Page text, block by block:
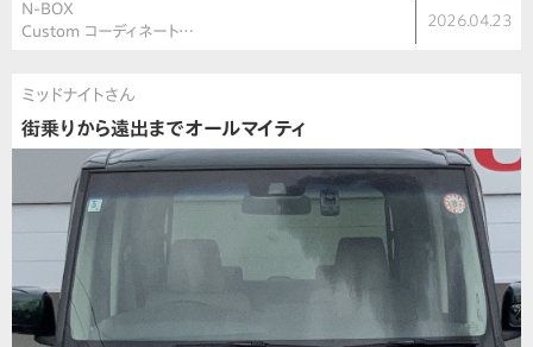
N-BOX
Custom コーディネート…
2026.04.23
ミッドナイトさん
街乗りから遠出までオールマイティ